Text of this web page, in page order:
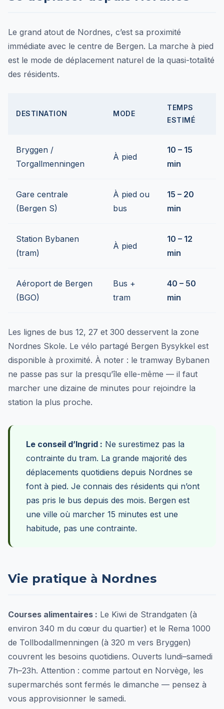
Le grand atout de Nordnes, c’est sa proximité
immédiate avec le centre de Bergen. La marche à pied
est le mode de déplacement naturel de la quasi-totalité
des résidents.
DESTINATION MODE
TEMPS
ESTIMÉ
Bryggen /
Torgallmenningen
À pied
10 – 15
min
Gare centrale
(Bergen S)
À pied ou
bus
15 – 20
min
Station Bybanen
(tram)
À pied
10 – 12
min
Aéroport de Bergen
(BGO)
Bus +
tram
40 – 50
min
Les lignes de bus 12, 27 et 300 desservent la zone
Nordnes Skole. Le vélo partagé Bergen Bysykkel est
disponible à proximité. À noter : le tramway Bybanen
ne passe pas sur la presqu’île elle-même — il faut
marcher une dizaine de minutes pour rejoindre la
station la plus proche.
Le conseil d’Ingrid : Ne surestimez pas la
contrainte du tram. La grande majorité des
déplacements quotidiens depuis Nordnes se
font à pied. Je connais des résidents qui n’ont
pas pris le bus depuis des mois. Bergen est
une ville où marcher 15 minutes est une
habitude, pas une contrainte.
Vie pratique à Nordnes
Courses alimentaires : Le Kiwi de Strandgaten (à
environ 340 m du cœur du quartier) et le Rema 1000
de Tollbodallmenningen (à 320 m vers Bryggen)
couvrent les besoins quotidiens. Ouverts lundi–samedi
7h–23h. Attention : comme partout en Norvège, les
supermarchés sont fermés le dimanche — pensez à
vous approvisionner le samedi.